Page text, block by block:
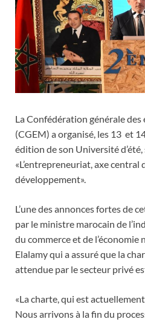
La Confédération générale
(CGEM) a organisé, les 13 et
édition de son Université
«L’entrepreneuriat, axe central
développement».
L’une des annonces fortes de
par le ministre marocain de
du commerce et de
Elalamy qui a assuré que la
attendue par le secteur privé
«La charte, qui est
Nous arrivons à la fin du